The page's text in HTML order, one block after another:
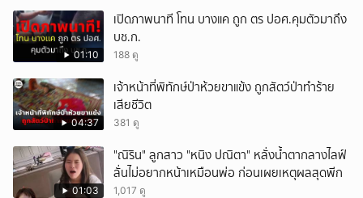
01:10
เปิดภาพนาที โทน บางแค ถูก ตร ปอศ.คุมตัวมาถึง
บช.ก.
188 ดู
04:37
เจ้าหน้าที่พิทักษ์ป่าห้วยขาแข้ง ถูกสัตว์ป่าทำร้าย
เสียชีวิต
381 ดู
01:03
"ณิริน" ลูกสาว "หนิง ปณิตา" หลั่งน้ำตากลางไลฟ์
ลั่นไม่อยากหน้าเหมือนพ่อ ก่อนเผยเหตุผลสุดพีก
1,017 ดู